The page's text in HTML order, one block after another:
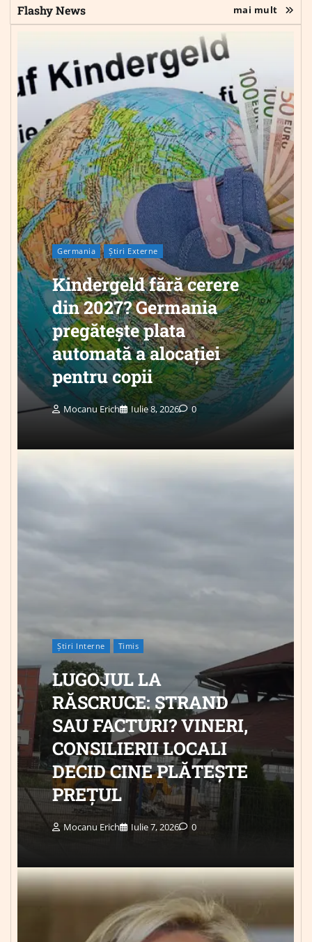
Flashy News mai mult
Germania Știri Externe
Kindergeld fără cerere
din 2027? Germania
pregătește plata
automată a alocației
pentru copii
Mocanu Erich Iulie 8, 2026 0
Știri Interne Timis
LUGOJUL LA
RĂSCRUCE: ȘTRAND
SAU FACTURI? VINERI,
CONSILIERII LOCALI
DECID CINE PLĂTEȘTE
PREȚUL
Mocanu Erich Iulie 7, 2026 0